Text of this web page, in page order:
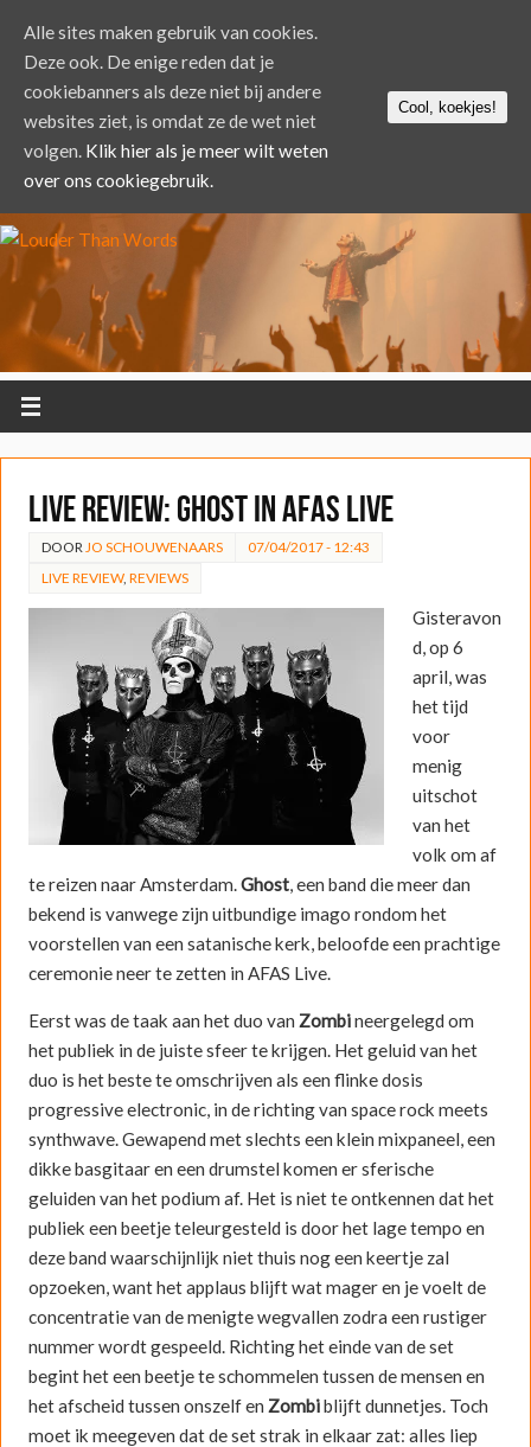
LIVE REVIEW: Ghost in AFAS Live
DOOR JO SCHOUWENAARS
07/04/2017 - 12:43
LIVE REVIEW, REVIEWS
Gisteravon
d, op 6
april, was
het tijd
voor
menig
uitschot
van het
volk om af
te reizen naar Amsterdam.Ghost, een band die meer dan
bekend is vanwege zijn uitbundige imago rondom het
voorstellen van een satanische kerk, beloofde een prachtige
ceremonie neer te zetten in AFAS Live.
Eerst was de taak aan het duo van Zombineergelegd om
het publiek in de juiste sfeer te krijgen. Het geluid van het
duo is het beste te omschrijven als een flinke dosis
progressive electronic, in de richting van space rock meets
synthwave. Gewapend met slechts een klein mixpaneel, een
dikke basgitaar en een drumstel komen er sferische
geluiden van het podium af. Het is niet te ontkennen dat het
publiek een beetje teleurgesteld is door het lage tempo en
deze band waarschijnlijk niet thuis nog een keertje zal
opzoeken, want het applaus blijft wat mager en je voelt de
concentratie van de menigte wegvallen zodra een rustiger
nummer wordt gespeeld. Richting het einde van de set
begint het een beetje te schommelen tussen de mensen en
het afscheid tussen onszelf en Zombiblijft dunnetjes. Toch
moet ik meegeven dat de set strak in elkaar zat: alles liep
Alle sites maken gebruik van cookies.
Deze ook. De enige reden dat je
cookiebanners als deze niet bij andere
websites ziet, is omdat ze de wet niet
volgen. Klik hier als je meer wilt weten
over ons cookiegebruik.
Cool, koekjes!